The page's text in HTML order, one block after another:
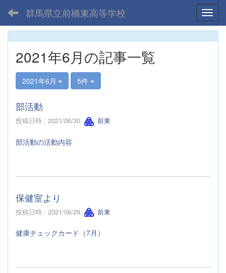
群馬県立前橋東高等学校
2021年6月の記事一覧
2021年6月 5件
部活動
投稿日時 : 2021/06/30 前東
部活動の活動内容
保健室より
投稿日時 : 2021/06/29 前東
健康チェックカード（7月）